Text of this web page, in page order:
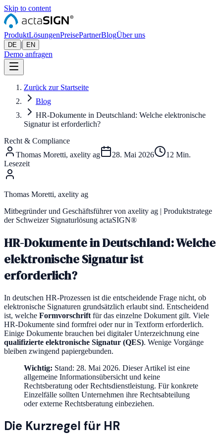
Skip to content
ProduktLösungenPreisePartnerBlogÜber uns
DE | EN
Demo anfragen
Zurück zur Startseite
Blog
HR-Dokumente in Deutschland: Welche elektronische
Signatur ist erforderlich?
Recht & Compliance
Thomas Moretti, axelity ag
28. Mai 2026 12 Min.
Lesezeit
Thomas Moretti, axelity ag
Mitbegründer und Geschäftsführer von axelity ag | Produktstratege
der Schweizer Signaturlösung actaSIGN®
HR-Dokumente in Deutschland: Welche
elektronische Signatur ist
erforderlich?
In deutschen HR-Prozessen ist die entscheidende Frage nicht, ob
elektronische Signaturen grundsätzlich erlaubt sind. Entscheidend
ist, welche Formvorschrift für das einzelne Dokument gilt. Viele
HR-Dokumente sind formfrei oder nur in Textform erforderlich.
Einige Dokumente brauchen bei digitaler Unterzeichnung eine
qualifizierte elektronische Signatur (QES). Wenige Vorgänge
bleiben zwingend papiergebunden.
Wichtig: Stand: 28. Mai 2026. Dieser Artikel ist eine
allgemeine Informationsübersicht und keine
Rechtsberatung oder Rechtsdienstleistung. Für konkrete
Einzelfälle sollten Unternehmen ihre Rechtsabteilung
oder externe Rechtsberatung einbeziehen.
Die Kurzregel für HR